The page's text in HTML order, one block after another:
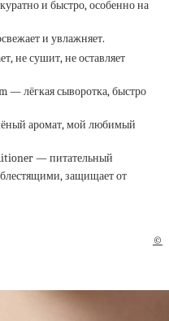
и быстро, особенно на
и увлажняет.
не сушит, не оставляет
— лёгкая сыворотка, быстро
аромат, мой любимый
— питательный
защищает от
©